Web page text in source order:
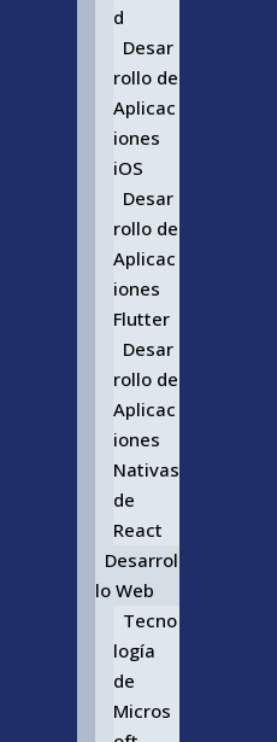
d
Desar
rollo de
Aplicac
iones
iOS
Desar
rollo de
Aplicac
iones
Flutter
Desar
rollo de
Aplicac
iones
Nativas
de
React
Desarrol
lo Web
Tecno
logía
de
Micros